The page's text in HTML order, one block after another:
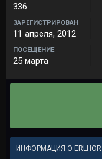
336
ЗАРЕГИСТРИРОВАН
11 апреля, 2012
ПОСЕЩЕНИЕ
25 марта
ИНФОРМАЦИЯ О ERLHOR